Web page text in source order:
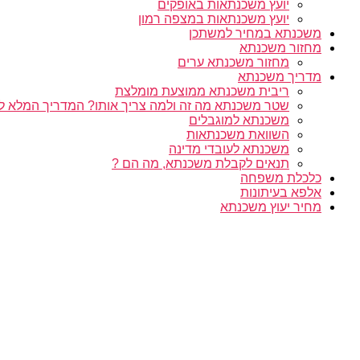
יועץ משכנתאות באופקים
יועץ משכנתאות במצפה רמון
משכנתא במחיר למשתכן
מחזור משכנתא
מחזור משכנתא ערים
מדריך משכנתא
ריבית משכנתא ממוצעת מומלצת
שטר משכנתא מה זה ולמה צריך אותו? המדריך המלא
משכנתא למוגבלים
השוואת משכנתאות
משכנתא לעובדי מדינה
תנאים לקבלת משכנתא, מה הם ?
כלכלת משפחה
אלפא בעיתונות
מחיר יעוץ משכנתא